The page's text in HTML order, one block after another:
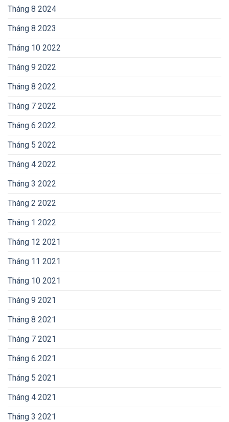
Tháng 8 2024
Tháng 8 2023
Tháng 10 2022
Tháng 9 2022
Tháng 8 2022
Tháng 7 2022
Tháng 6 2022
Tháng 5 2022
Tháng 4 2022
Tháng 3 2022
Tháng 2 2022
Tháng 1 2022
Tháng 12 2021
Tháng 11 2021
Tháng 10 2021
Tháng 9 2021
Tháng 8 2021
Tháng 7 2021
Tháng 6 2021
Tháng 5 2021
Tháng 4 2021
Tháng 3 2021